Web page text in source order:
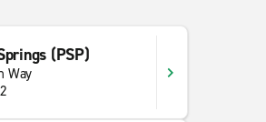
(PSP)
Way